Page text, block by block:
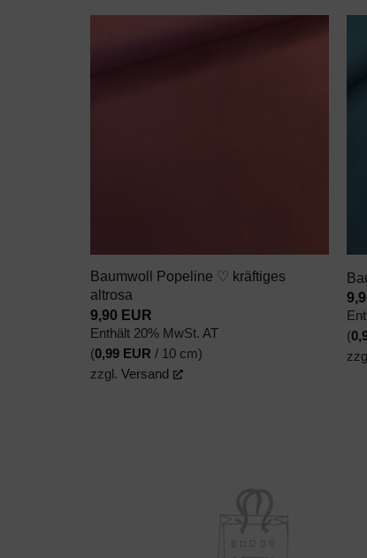
Baumwoll Popeline ♡ kräftiges
altrosa
9,90 EUR
Enthält 20% MwSt. AT
(0,99 EUR / 10 cm)
zzgl. Versand
(